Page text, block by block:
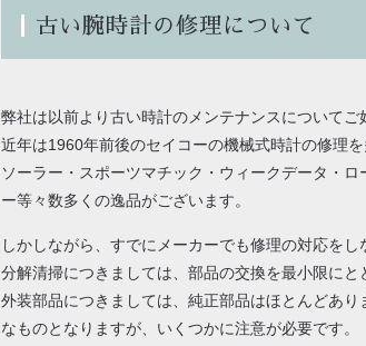
古い腕時計の修理について
弊社は以前より古い時計のメンテナンスについてご
近年は1960年前後のセイコーの機械式時計の修理
ソーラー・スポーツマチック・ウィークデータ・
ー等々数多くの逸品がございます。
しかしながら、すでにメーカーでも修理の対応を
分解清掃につきましては、部品の交換を最小限に
外装部品につきましては、純正部品はほとんどあ
なものとなりますが、いくつかに注意が必要です。